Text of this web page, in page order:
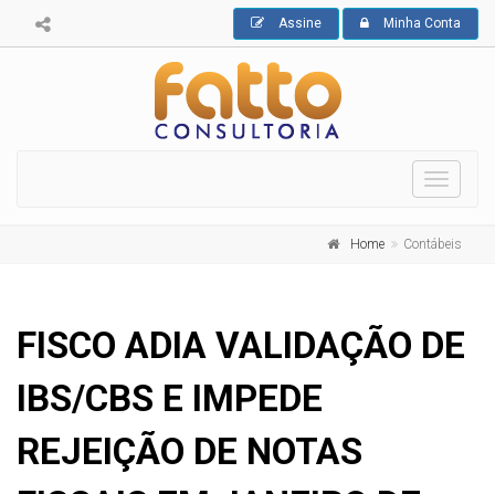
Assine Minha Conta
Toggle
Home Contábeis
FISCO ADIA VALIDAÇÃO DE
IBS/CBS E IMPEDE
REJEIÇÃO DE NOTAS